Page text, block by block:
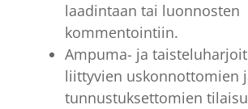
laadintaan tai luonnosten
kommentointiin.
Ampuma- ja
liittyvien uskonnottomien
tunnustuksettomien